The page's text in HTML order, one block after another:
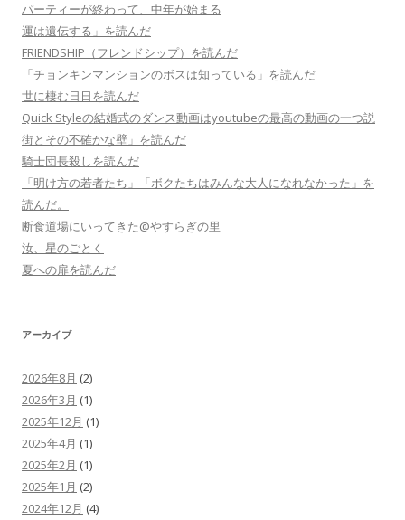
パーティーが終わって、中年が始まる
運は遺伝する」を読んだ
FRIENDSHIP（フレンドシップ）を読んだ
「チョンキンマンションのボスは知っている」を読んだ
世に棲む日日を読んだ
Quick Styleの結婚式のダンス動画はyoutubeの最高の動画の一つ説
街とその不確かな壁」を読んだ
騎士団長殺しを読んだ
「明け方の若者たち」「ボクたちはみんな大人になれなかった」を
読んだ。
断食道場にいってきた@やすらぎの里
汝、星のごとく
夏への扉を読んだ
アーカイブ
2026年8月 (2)
2026年3月 (1)
2025年12月 (1)
2025年4月 (1)
2025年2月 (1)
2025年1月 (2)
2024年12月 (4)